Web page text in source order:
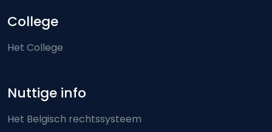
College
Het College
Nuttige info
Het Belgisch rechtssysteem